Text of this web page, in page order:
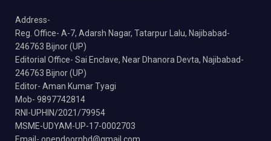
Address-
Reg. Office- A-7, Adarsh Nagar, Tatarpur Lalu, Najibabad-
246763 Bijnor (UP)
Editorial Office- Sai Enclave, Near Dhanora Devta, Najibabad-
246763 Bijnor (UP)
Editor- Aman Kumar Tyagi
Mob- 9897742814
RNI-UPHIN/2021/79954
MSME-UDYAM-UP-17-0002703
Email- opendoornbd@gmail.com